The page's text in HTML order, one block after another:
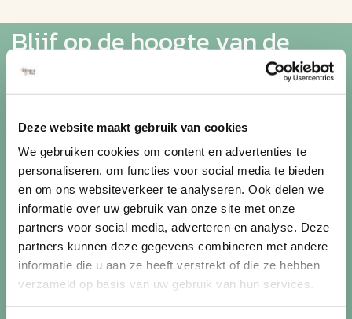
Deze website maakt gebruik van cookies
We gebruiken cookies om content en advertenties te
personaliseren, om functies voor social media te bieden
en om ons websiteverkeer te analyseren. Ook delen we
informatie over uw gebruik van onze site met onze
partners voor social media, adverteren en analyse. Deze
partners kunnen deze gegevens combineren met andere
informatie die u aan ze heeft verstrekt of die ze hebben
verzameld op basis van uw gebruik van hun services.
Blijf op de hoogte van de
mooiste reizen
Ontvang circa 1 maal per maand onze nieuwsbrief met de
laatste aanbiedingen. U kunt zich elk moment weer
uitschrijven via de afmeldlink in de nieuwsbrief.
Aanmelden
Lees in onsprivacybeleidhoe wij zorgvuldig omgaan met uw
gegevens.